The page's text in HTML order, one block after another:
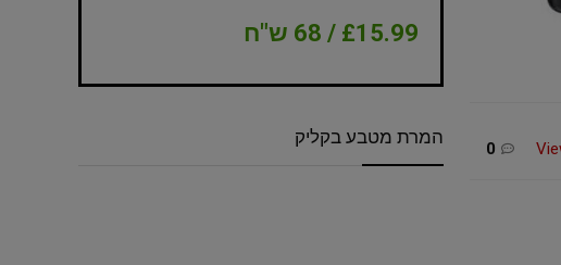
0
£15.99 / 68 ש"ח
המרת מטבע בקליק